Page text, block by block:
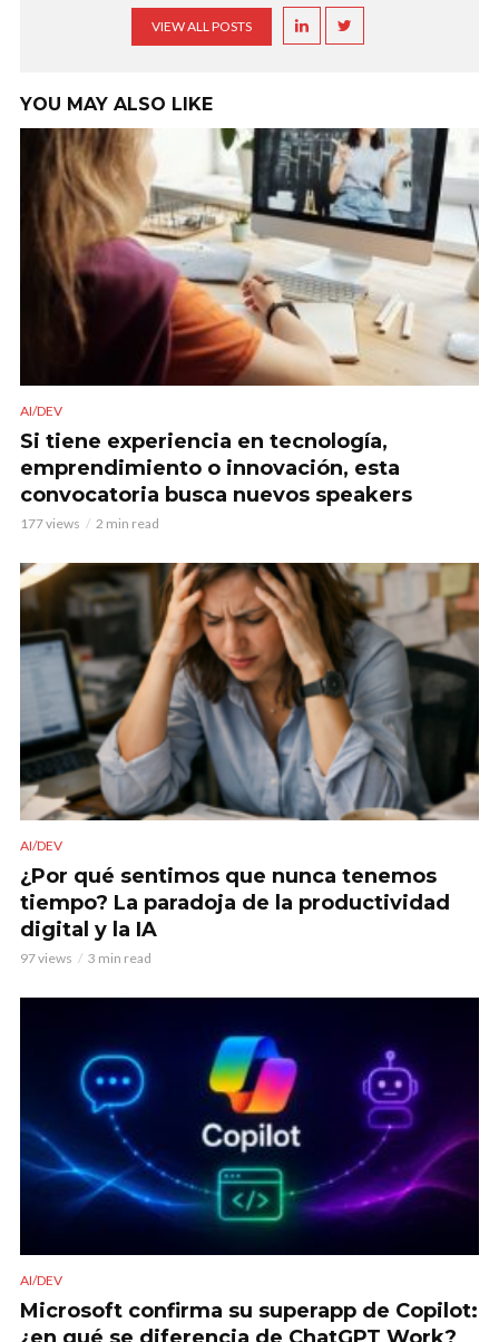
VIEW ALL POSTS
YOU MAY ALSO LIKE
AI/DEV
Si tiene experiencia en tecnología,
emprendimiento o innovación, esta
convocatoria busca nuevos speakers
177 views 2 min read
AI/DEV
¿Por qué sentimos que nunca tenemos
tiempo? La paradoja de la productividad
digital y la IA
97 views 3 min read
AI/DEV
Microsoft confirma su superapp de Copilot: